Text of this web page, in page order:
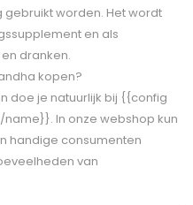
worden. Het wordt
en als
dranken.
kopen?
doe je natuurlijk bij {{config
In onze webshop kun
handige consumenten
van